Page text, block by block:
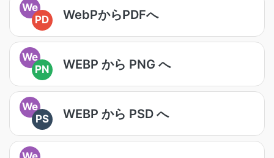
We
PD
WebPからPDFへ
We
PN
WEBP から PNG へ
We
PS
WEBP から PSD へ